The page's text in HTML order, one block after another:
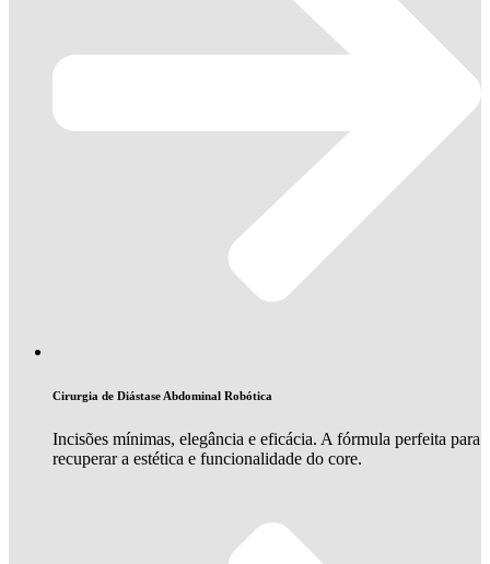
Cirurgia de Diástase Abdominal Robótica
Incisões mínimas, elegância e eficácia. A fórmula perfeita para
recuperar a estética e funcionalidade do core.